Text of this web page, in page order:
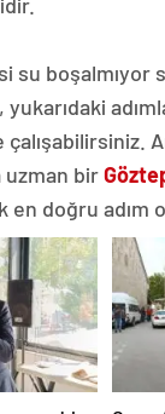
su boşalmıyor
yukarıdaki
bir
doğru adım